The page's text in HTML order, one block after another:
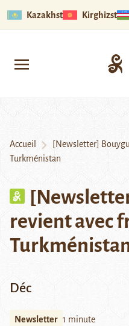
Kazakhstan Kirghizstan
Accueil
[Newsletter]
Turkménistan
revient avec
Déc
Newsletter 1 minute